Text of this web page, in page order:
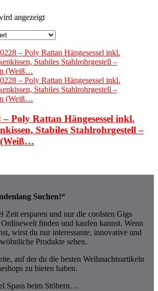
angezeigt
– Poly Rattan Hängesessel inkl.
Stabiles Stahlrohrgestell –
(Weiß…
Suchen!“
Zeit ersparen und nur die coolsten Gigs
finden und kaufen kannst. Wenn
wirst du nur interessante, innovative und
Produkte sehen.
auf der du die besten Weihnachtsartikeln
zu bieten haben.
Spass beim Stöbern…